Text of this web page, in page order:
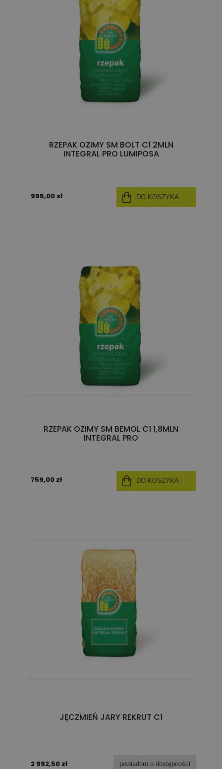
RZEPAK OZIMY SM BOLT C1 2MLN
INTEGRAL PRO LUMIPOSA
995,00 zł DO KOSZYKA
RZEPAK OZIMY SM BEMOL C1 1,8MLN
INTEGRAL PRO
759,00 zł DO KOSZYKA
JĘCZMIEŃ JARY REKRUT C1
2 992,50 zł powiadom o dostępności